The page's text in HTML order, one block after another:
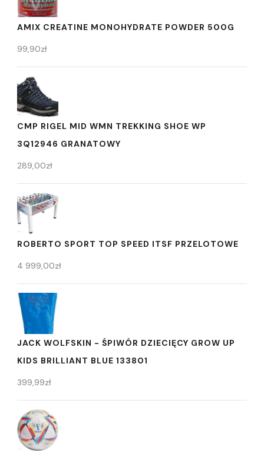
AMIX CREATINE MONOHYDRATE POWDER 500G
99,90zł
CMP RIGEL MID WMN TREKKING SHOE WP
3Q12946 GRANATOWY
289,00zł
ROBERTO SPORT TOP SPEED ITSF PRZELOTOWE
4 999,00zł
JACK WOLFSKIN - ŚPIWÓR DZIECIĘCY GROW UP
KIDS BRILLIANT BLUE 133801
399,99zł